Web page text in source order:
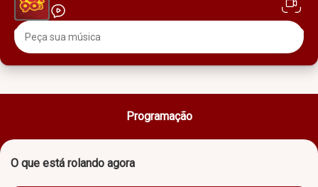
Programação
O que está rolando agora